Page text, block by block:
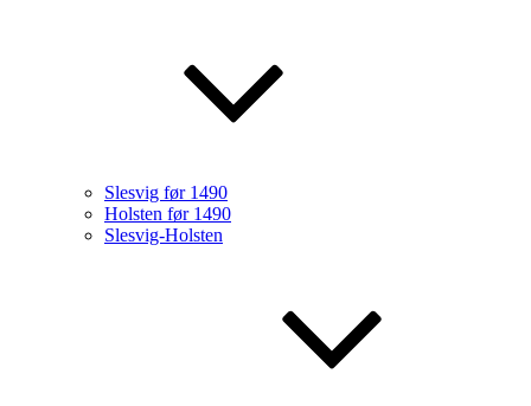
Slesvig før 1490
Holsten før 1490
Slesvig-Holsten